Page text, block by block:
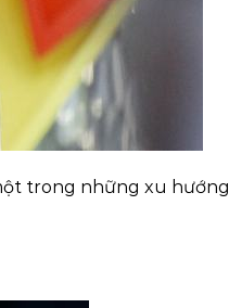
trong những xu hướng